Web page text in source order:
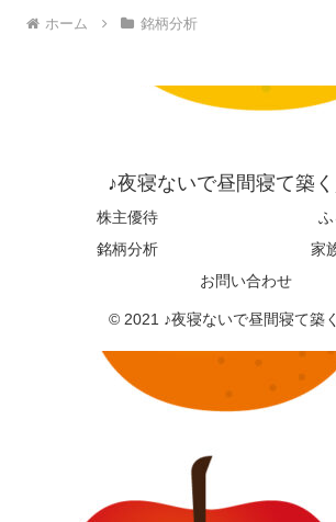
ホーム 銘柄分析
♪夜寝ないで昼間寝て築
株主優待
銘柄分析
家
お問い合わせ
© 2021 ♪夜寝ないで昼間寝て築